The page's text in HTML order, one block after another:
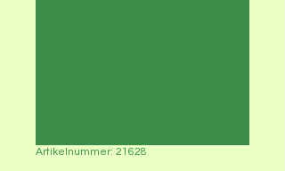
Artikelnummer: 21628